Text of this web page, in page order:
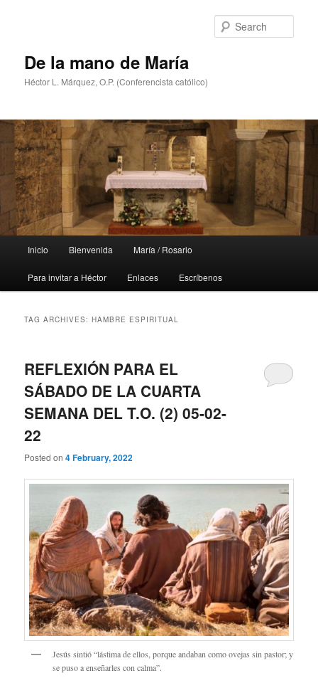
De la mano de María
Héctor L. Márquez, O.P. (Conferencista católico)
Inicio Bienvenida María / Rosario
Para invitar a Héctor Enlaces Escríbenos
TAG ARCHIVES:HAMBRE ESPIRITUAL
REFLEXIÓN PARA EL
SÁBADO DE LA CUARTA
SEMANA DEL T.O. (2) 05-02-
22
Posted on4 February, 2022
Jesús sintió “lástima de ellos, porque andaban como ovejas sin pastor; y
se puso a enseñarles con calma”.